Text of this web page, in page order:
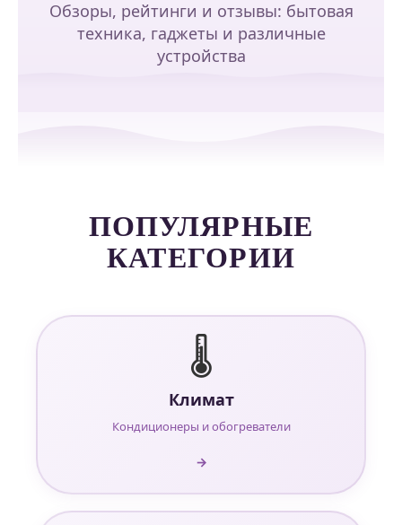
Обзоры, рейтинги и отзывы: бытовая
техника, гаджеты и различные
устройства
ПОПУЛЯРНЫЕ
КАТЕГОРИИ
🌡️
Климат
Кондиционеры и обогреватели
→